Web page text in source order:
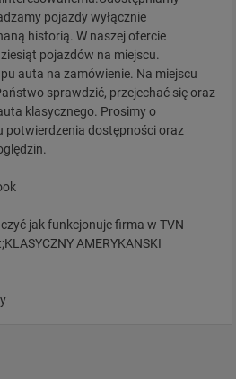
pojazdy wyłącznie
historią. W naszej ofercie
pojazdów na miejscu.
auta na zamówienie. Na miejscu
sprawdzić, przejechać się oraz
klasycznego. Prosimy o
potwierdzenia dostępności oraz
jak funkcjonuje firma w TVN
AMERYKANSKI